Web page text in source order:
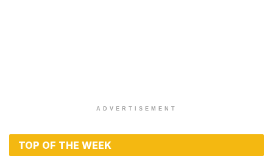
ADVERTISEMENT
TOP OF THE WEEK